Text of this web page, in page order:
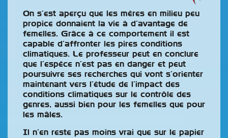
On s’est aperçu que les mères en milieu peu
propice donnaient la vie à d’avantage de
femelles. Grâce à ce comportement il est
capable d’affronter les pires conditions
climatiques. Le professeur peut en conclure
que l’espèce n’est pas en danger et peut
poursuivre ses recherches qui vont s’orienter
maintenant vers l’étude de l’impact des
conditions climatiques sur le contrôle des
genres, aussi bien pour les femelles que pour
les mâles.
Il n’en reste pas moins vrai que sur le papier